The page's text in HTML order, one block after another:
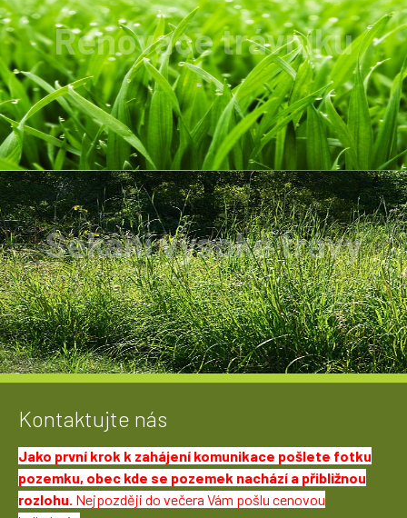
Renovace trávníku
Trávník zbavíme prořežeme, poté zbavíme
plevelů, mechu A samozřejmně zahustíme.
Sekání vysoké trávy
Trává, nálety s výškou 2metry není problém.
Kontaktujte nás
Jako první krok k zahájení komunikace pošlete fotku
pozemku, obec kde se pozemek nachází a přibližnou
rozlohu. Nejpozději do večera Vám pošlu cenovou